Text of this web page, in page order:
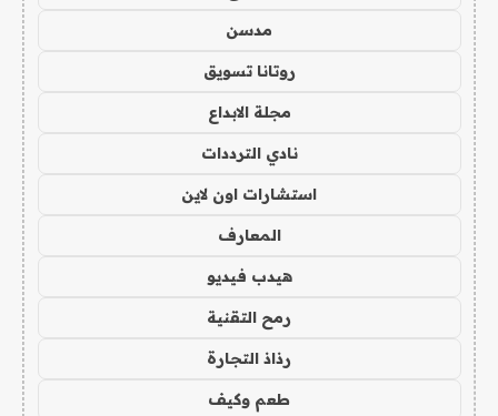
مدسن
روتانا تسويق
مجلة الابداع
نادي الترددات
استشارات اون لاين
المعارف
هيدب فيديو
رمح التقنية
رذاذ التجارة
طعم وكيف